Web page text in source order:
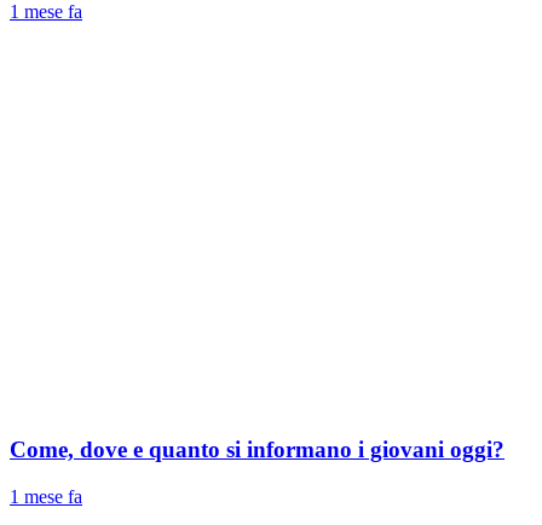
1 mese fa
Come, dove e quanto si informano i giovani oggi?
1 mese fa